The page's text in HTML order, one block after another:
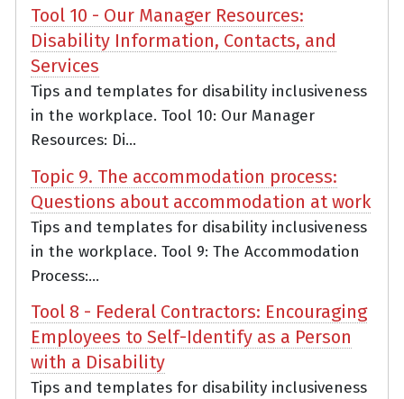
Tool 10 - Our Manager Resources:
Disability Information, Contacts, and
Services
Tips and templates for disability inclusiveness
in the workplace. Tool 10: Our Manager
Resources: Di...
Topic 9. The accommodation process:
Questions about accommodation at work
Tips and templates for disability inclusiveness
in the workplace. Tool 9: The Accommodation
Process:...
Tool 8 - Federal Contractors: Encouraging
Employees to Self-Identify as a Person
with a Disability
Tips and templates for disability inclusiveness